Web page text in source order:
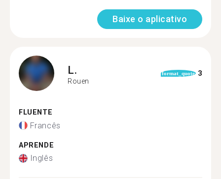
Baixe o aplicativo
L.
Rouen
format_quote 3
FLUENTE
Francês
APRENDE
Inglês